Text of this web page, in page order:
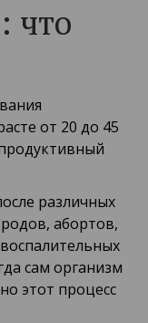
что
от 20 до 45
различных
абортов,
сам организм
этот процесс